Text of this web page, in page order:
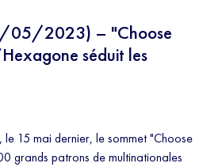
05/2023) – "Choose
séduit les
15 mai dernier, le sommet "Choose
grands patrons de multinationales